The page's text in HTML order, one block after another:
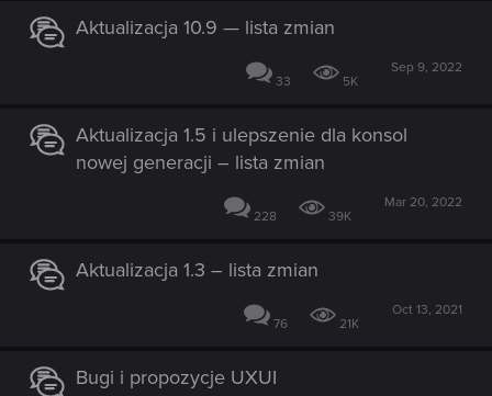
Aktualizacja 10.9 — lista zmian
33 5K
Sep 9, 2022
Aktualizacja 1.5 i ulepszenie dla konsol
nowej generacji – lista zmian
228 39K
Mar 20, 2022
Aktualizacja 1.3 – lista zmian
76 21K
Oct 13, 2021
Bugi i propozycje UXUI